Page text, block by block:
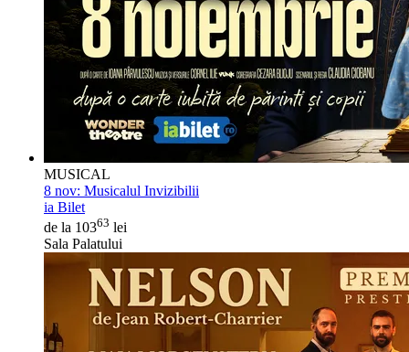
MUSICAL
8 nov: Musicalul Invizibilii
ia Bilet
de la 10363 lei
Sala Palatului